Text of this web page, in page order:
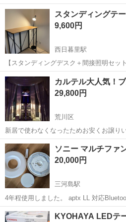
管していました。 電球付き、説明書なし です。 サイ
W 高さ: 24 cm 直径: 33 cm コードの長さ
東京 荒川区 荒川二丁目駅 照
スタンディングテ
9,600円
西日暮里駅
【スタンディングデスク＋間接照明セット】 ■スタンディングデ
■間接照明 多少の小傷はあるかもしれませんが、ほぼ未使用のため全
体的に状態は良好です。 まだまだ問題なく
け渡しについて】 ...
東京 荒川区 西日暮里駅 照明
カルテル大人気！
29,800円
荒川区
新居で使わなくなったためお安くお譲りいたします。
テル社の大人気のブルジーのテーブルラ
前に9万円弱で購入いたしました。 エステサロンやリラクゼーション
サロンの個室やフロ...
東京 荒川区
ソニー マルチファ
20,000円
三河島駅
4年程使用しました。 aptx LL 対応Bluetooth搭載 アマゾンエコー対応
LEDシーリングライト 商品情報は下記を
https://iot.sonynetwork.co.jp/service/...
東京 荒川区
KYOHAYA LEDテ